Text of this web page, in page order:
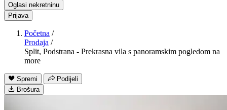
Oglasi nekretninu
Prijava
Početna /
Prodaja /
Split, Podstrana - Prekrasna vila s panoramskim pogledom na
more
Spremi
Podijeli
Brošura